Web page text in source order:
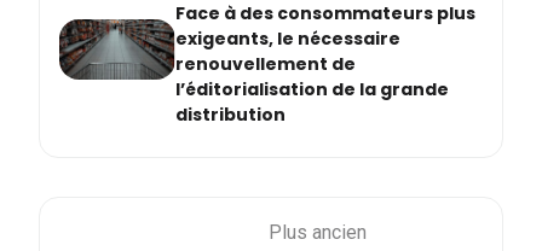
Face à des consommateurs plus
exigeants, le nécessaire
renouvellement de
l’éditorialisation de la grande
distribution
Plus ancien